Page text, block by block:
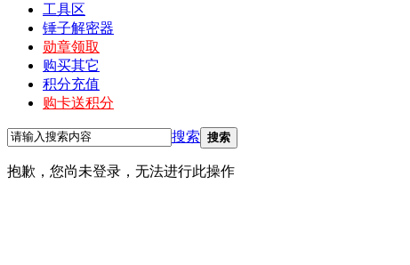
工具区
锤子解密器
勋章领取
购买其它
积分充值
购卡送积分
搜索 搜索
抱歉，您尚未登录，无法进行此操作